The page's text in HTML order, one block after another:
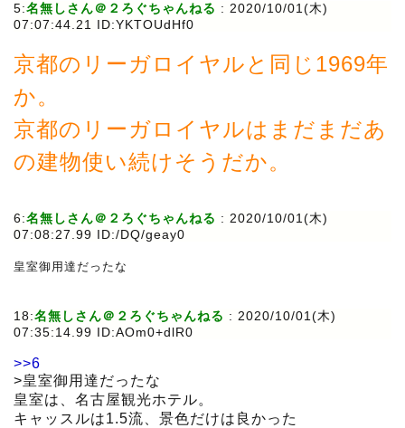
5:名無しさん＠２ろぐちゃんねる : 2020/10/01(木)
07:07:44.21 ID:YKTOUdHf0
京都のリーガロイヤルと同じ1969年
か。
京都のリーガロイヤルはまだまだあ
の建物使い続けそうだか。
6:名無しさん＠２ろぐちゃんねる : 2020/10/01(木)
07:08:27.99 ID:/DQ/geay0
皇室御用達だったな
18:名無しさん＠２ろぐちゃんねる : 2020/10/01(木)
07:35:14.99 ID:AOm0+dlR0
>>6
>皇室御用達だったな
皇室は、名古屋観光ホテル。
キャッスルは1.5流、景色だけは良かった